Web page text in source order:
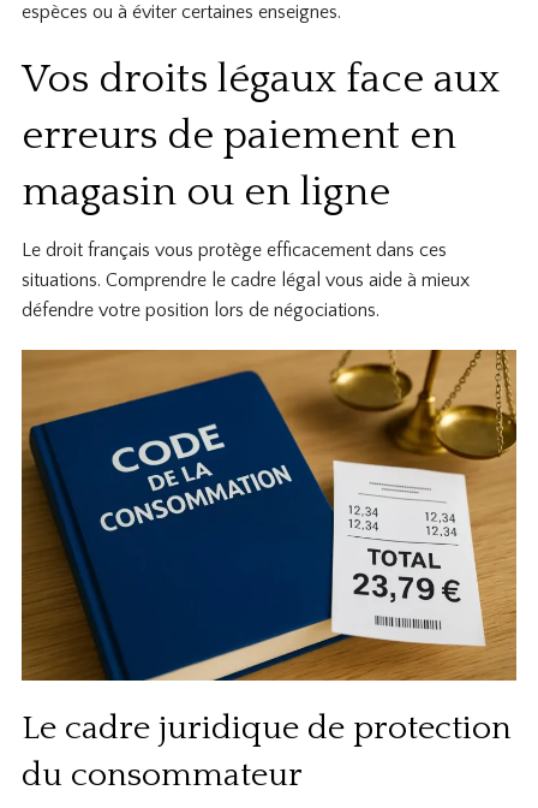
espèces ou à éviter certaines enseignes.
Vos droits légaux face aux
erreurs de paiement en
magasin ou en ligne
Le droit français vous protège efficacement dans ces
situations. Comprendre le cadre légal vous aide à mieux
défendre votre position lors de négociations.
Le cadre juridique de protection
du consommateur